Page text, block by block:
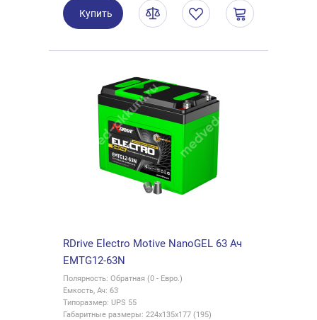
Купить
RDrive Electro Motive NanoGEL 63 Ач
EMTG12-63N
Полярность: Обратная (0 - Евро.)
Емкость, Ач: 63
Типоразмер: UPS 55
Габаритные размеры: 224x135x177 (195)